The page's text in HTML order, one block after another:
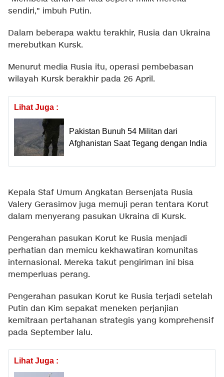
sendiri," imbuh Putin.
Dalam beberapa waktu terakhir, Rusia dan Ukraina
merebutkan Kursk.
Menurut media Rusia itu, operasi pembebasan
wilayah Kursk berakhir pada 26 April.
Lihat Juga :
Pakistan Bunuh 54 Militan dari
Afghanistan Saat Tegang dengan India
Kepala Staf Umum Angkatan Bersenjata Rusia
Valery Gerasimov juga memuji peran tentara Korut
dalam menyerang pasukan Ukraina di Kursk.
Pengerahan pasukan Korut ke Rusia menjadi
perhatian dan memicu kekhawatiran komunitas
internasional. Mereka takut pengiriman ini bisa
memperluas perang.
Pengerahan pasukan Korut ke Rusia terjadi setelah
Putin dan Kim sepakat meneken perjanjian
kemitraan pertahanan strategis yang komprehensif
pada September lalu.
Lihat Juga :